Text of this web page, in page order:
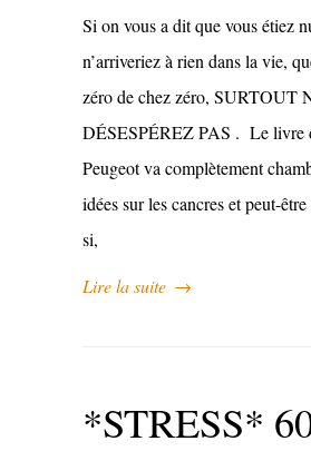
Si on vous a dit que vous étiez
n’arriveriez à rien dans la vie,
zéro de chez zéro, SURTOUT
DÉSESPÉREZ PAS . Le livre
Peugeot va complètement
idées sur les cancres et peut-
si,
Lire la suite →
*STRESS*